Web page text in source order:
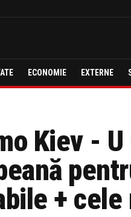
ECONOMIE EXTERNE
Kiev -
+